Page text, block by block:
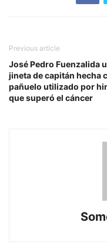
Previous article
José Pedro Fuenzalida
jineta de capitán hecha
pañuelo utilizado por
que superó el cáncer